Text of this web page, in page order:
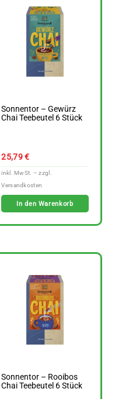
Sonnentor – Gewürz
Chai Teebeutel 6 Stück
25,79€
In den Warenkorb
Sonnentor – Rooibos
Chai Teebeutel 6 Stück